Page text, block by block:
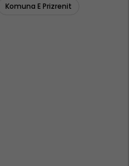
Komuna E Prizrenit